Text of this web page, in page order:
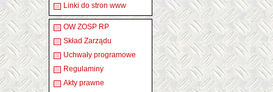
Linki do stron www
OW ZOSP RP
Skład Zarządu
Uchwały programowe
Regulaminy
Akty prawne